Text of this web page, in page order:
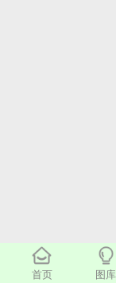
首页 图库